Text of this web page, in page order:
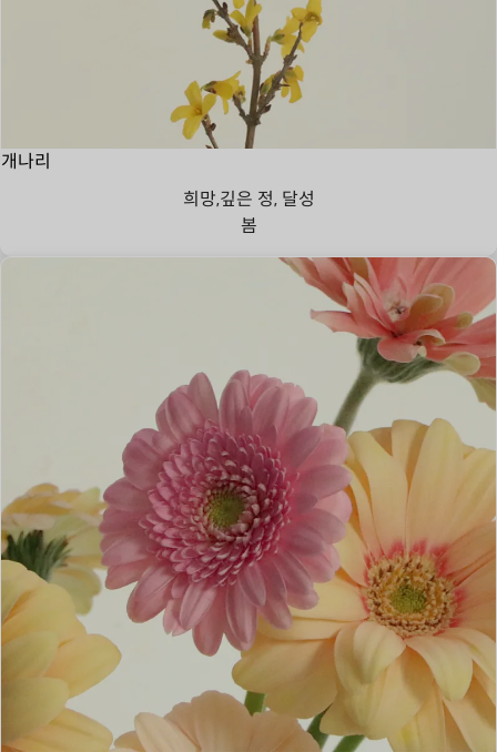
개나리
희망,깊은 정, 달성
봄